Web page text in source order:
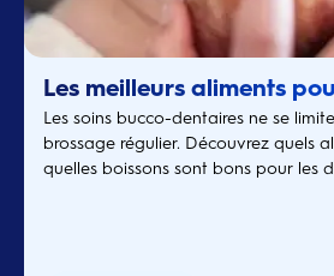
Les meilleurs aliments
Les soins bucco-dentaires ne se
brossage régulier. Découvrez quels
quelles boissons sont bons pour les